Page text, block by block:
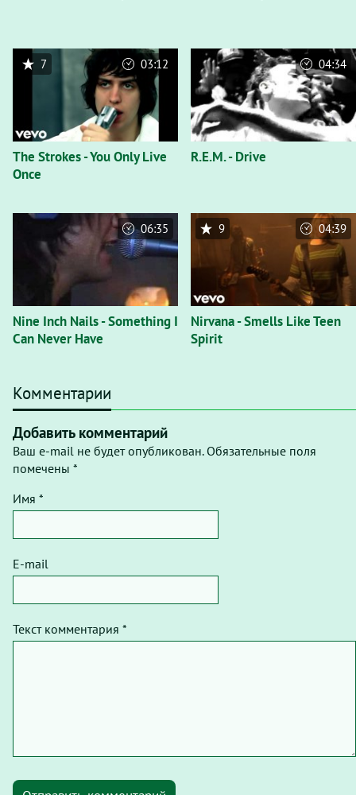
The Strokes - You Only Live
Once
7 03:12
R.E.M. - Drive
04:34
Nine Inch Nails - Something I
Can Never Have
06:35
Nirvana - Smells Like Teen
Spirit
9 04:39
Комментарии
Добавить комментарий
Ваш e-mail не будет опубликован. Обязательные поля
помечены *
Имя *
E-mail
Текст комментария *